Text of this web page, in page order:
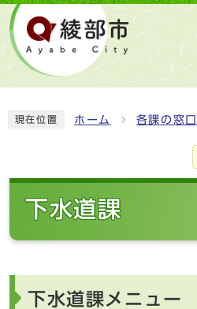
現在位置 ホーム 各課の窓口
下水道課
下水道課メニュー